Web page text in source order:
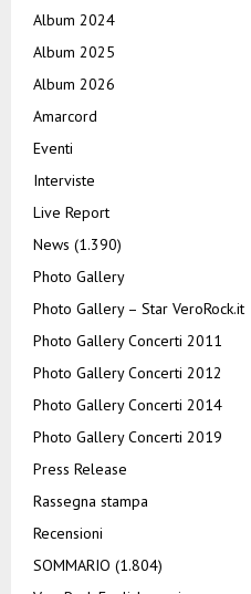
Album 2024
Album 2025
Album 2026
Amarcord
Eventi
Interviste
Live Report
News (1.390)
Photo Gallery
Photo Gallery – Star VeroRock.it
Photo Gallery Concerti 2011
Photo Gallery Concerti 2012
Photo Gallery Concerti 2014
Photo Gallery Concerti 2019
Press Release
Rassegna stampa
Recensioni
SOMMARIO (1.804)